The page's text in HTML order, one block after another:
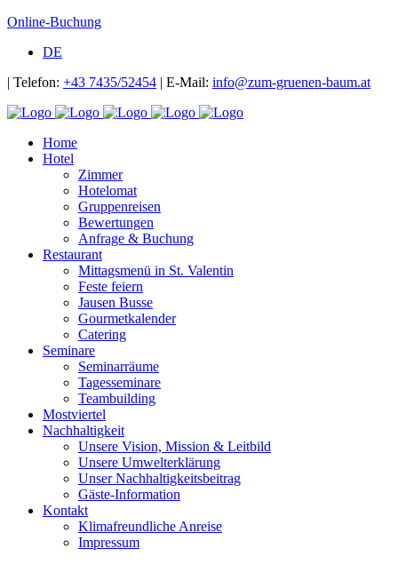
Online-Buchung
DE
| Telefon: +43 7435/52454 | E-Mail: info@zum-gruenen-baum.at
Home
Hotel
Zimmer
Hotelomat
Gruppenreisen
Bewertungen
Anfrage & Buchung
Restaurant
Mittagsmenü in St. Valentin
Feste feiern
Jausen Busse
Gourmetkalender
Catering
Seminare
Seminarräume
Tagesseminare
Teambuilding
Mostviertel
Nachhaltigkeit
Unsere Vision, Mission & Leitbild
Unsere Umwelterklärung
Unser Nachhaltigkeitsbeitrag
Gäste-Information
Kontakt
Klimafreundliche Anreise
Impressum